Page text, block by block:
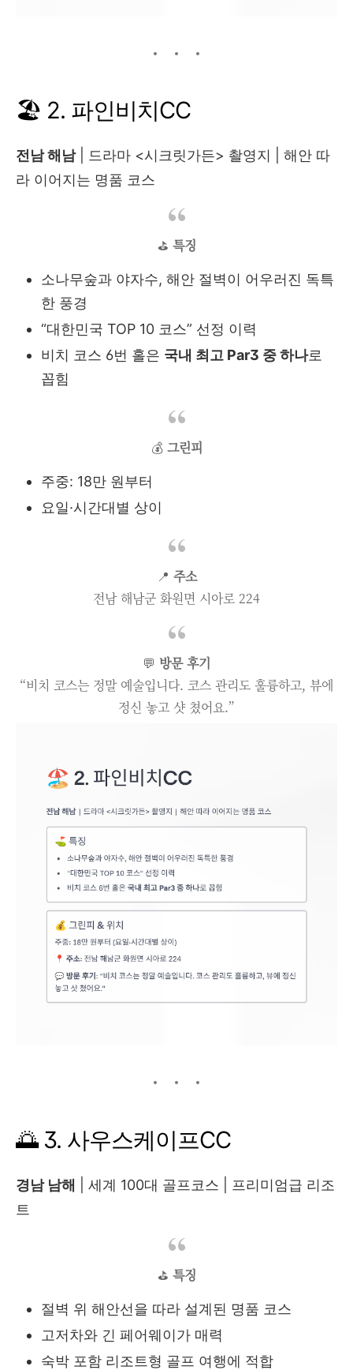
🏖️ 2. 파인비치CC
전남 해남| 드라마 <시크릿가든> 촬영지 | 해안 따
라 이어지는 명품 코스
⛳ 특징
소나무숲과 야자수, 해안 절벽이 어우러진 독특
한 풍경
“대한민국 TOP 10 코스” 선정 이력
비치 코스 6번 홀은 국내 최고 Par3 중 하나로
꼽힘
💰 그린피
주중: 18만 원부터
요일·시간대별 상이
📍 주소
전남 해남군 화원면 시아로 224
💬 방문 후기
“비치 코스는 정말 예술입니다. 코스 관리도 훌륭하고, 뷰에
정신 놓고 샷 쳤어요.”
🌅 3. 사우스케이프CC
경남 남해 | 세계 100대 골프코스 | 프리미엄급 리조
트
⛳ 특징
절벽 위 해안선을 따라 설계된 명품 코스
고저차와 긴 페어웨이가 매력
숙박 포함 리조트형 골프 여행에 적합